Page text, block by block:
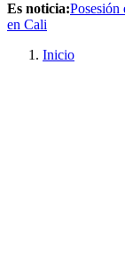
Es noticia:Posesión
en Cali
Inicio